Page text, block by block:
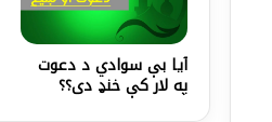
آيا بې سوادي د دعوت
په لار کې خنډ دی؟؟